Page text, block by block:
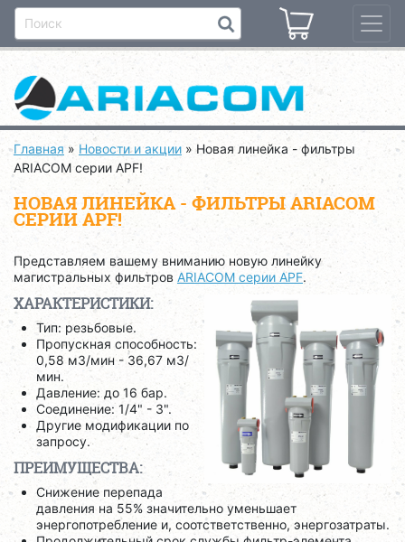
Главная » Новости и акции »Новая линейка - фильтры
ARIACOM серии APF!
НОВАЯ ЛИНЕЙКА - ФИЛЬТРЫ ARIACOM
СЕРИИ APF!
Представляем вашему вниманию новую линейку
магистральных фильтров ARIACOM серии APF.
ХАРАКТЕРИСТИКИ:
Тип: резьбовые.
Пропускная способность:
0,58 м3/мин - 36,67 м3/
мин.
Давление: до 16 бар.
Соединение: 1/4" - 3".
Другие модификации по
запросу.
ПРЕИМУЩЕСТВА:
Снижение перепада
давления на 55% значительно уменьшает
энергопотребление и, соотстветственно, энергозатраты.